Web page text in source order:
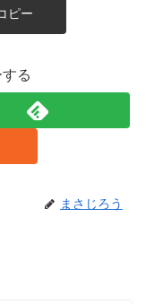
ピー
る
まさじろう